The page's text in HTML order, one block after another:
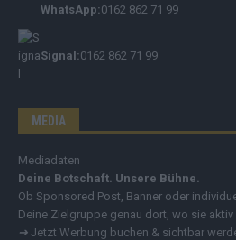
WhatsApp:0162 862 71 99
Signal:0162 862 71 99
MEDIA
Mediadaten
Deine Botschaft. Unsere Bühne.
Ob Sponsored Post, Banner oder
Deine Zielgruppe genau dort, wo sie aktiv
➔ Jetzt Werbung buchen & sichtbar